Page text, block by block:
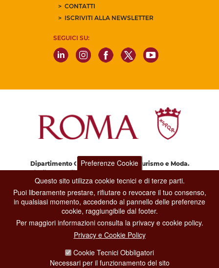
CONTATTI
ISCRIVITI ALLA NEWSLETTER
SEGUICI SU:
Dipartimento Grandi Eventi, Sport, Turismo e Moda.
Via di San Basilio, 51
00187 Roma
CONTACT CENTER TEL. 06 06 08
CONTATTA LA REDAZIONE
PRIVACY
Preferenze Cookie
Questo sito utilizza cookie tecnici e di terze parti.
Puoi liberamente prestare, rifiutare o revocare il tuo consenso,
in qualsiasi momento, accedendo al pannello delle preferenze
cookie, raggiungibile dal footer.
Per maggiori informazioni consulta la privacy e cookie policy.
Privacy e Cookie Policy
Cookie Tecnici Obbligatori
Necessari per il funzionamento del sito